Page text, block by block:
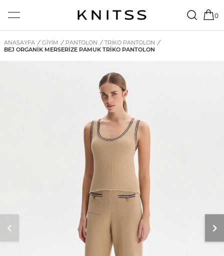
0
ANASAYFA / GİYİM / PANTOLON / TRIKO PANTOLON /
BEJ ORGANIK MERSERIZE PAMUK TRIKO PANTOLON